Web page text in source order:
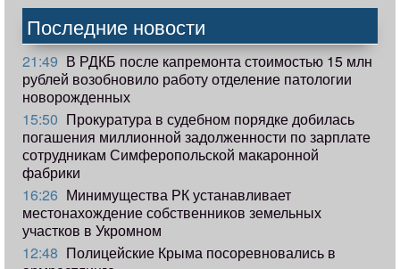
Последние новости
21:49 В РДКБ после капремонта стоимостью 15 млн
рублей возобновило работу отделение патологии
новорожденных
15:50 Прокуратура в судебном порядке добилась
погашения миллионной задолженности по зарплате
сотрудникам Симферопольской макаронной
фабрики
16:26 Минимущества РК устанавливает
местонахождение собственников земельных
участков в Укромном
12:48 Полицейские Крыма посоревновались в